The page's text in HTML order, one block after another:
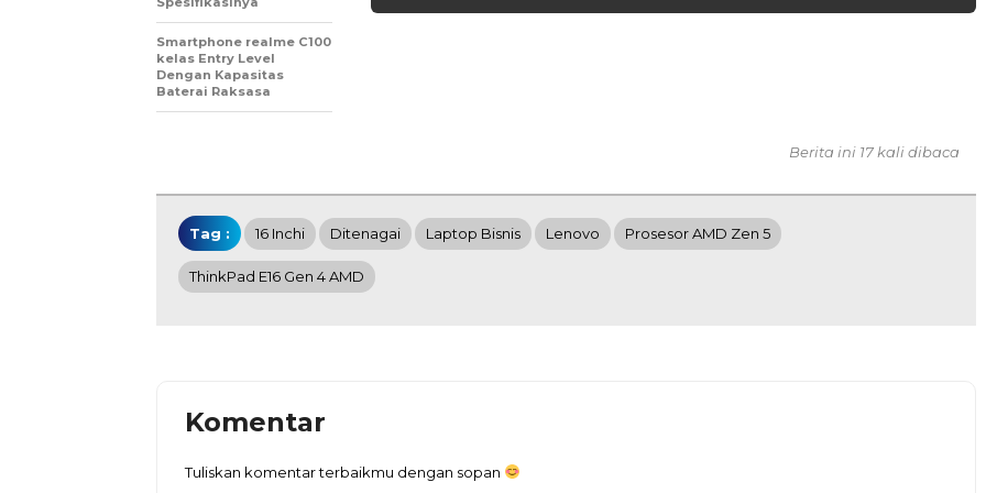
Smartphone realme C100
kelas Entry Level
Dengan Kapasitas
Baterai Raksasa
Berita ini 17 kali dibaca
Tag : 16 Inchi Ditenagai Laptop Bisnis Lenovo Prosesor AMD Zen 5
ThinkPad E16 Gen 4 AMD
Komentar
Tuliskan komentar terbaikmu dengan sopan